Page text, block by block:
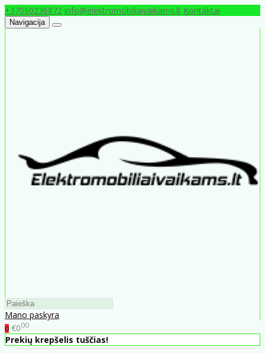
+37060236872 info@elektromobiliaivaikams.lt Kontaktai
Navigacija
Mano paskyra
0 €000
Prekių krepšelis tuščias!